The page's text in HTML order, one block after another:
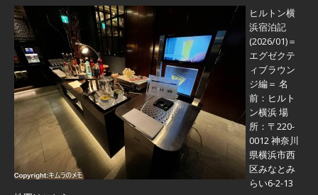
ヒルトン横
浜宿泊記
(2026/01)＝
エグゼクテ
ィブラウン
ジ編＝ 名
前：ヒルト
ン横浜 場
所：〒220-
0012 神奈川
県横浜市西
区みなとみ
らい6-2-13